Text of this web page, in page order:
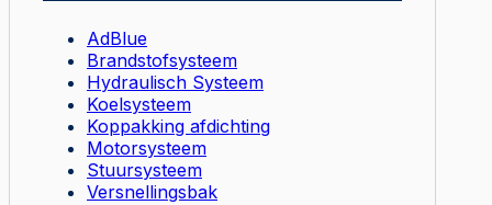
AdBlue
Brandstofsysteem
Hydraulisch Systeem
Koelsysteem
Koppakking afdichting
Motorsysteem
Stuursysteem
Versnellingsbak